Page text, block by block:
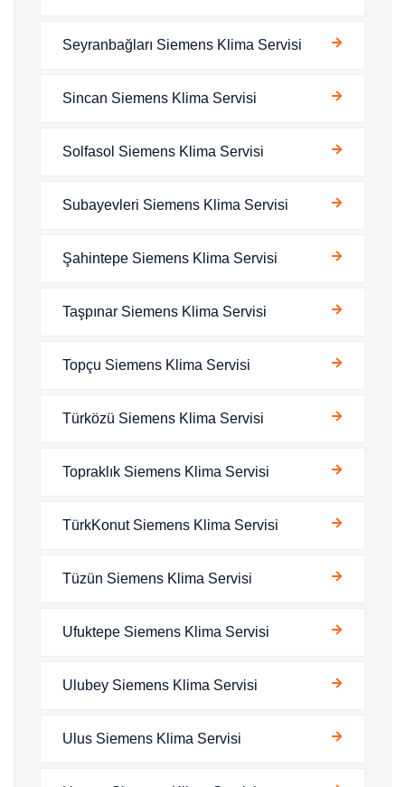
Seyranbağları Siemens Klima Servisi
Sincan Siemens Klima Servisi
Solfasol Siemens Klima Servisi
Subayevleri Siemens Klima Servisi
Şahintepe Siemens Klima Servisi
Taşpınar Siemens Klima Servisi
Topçu Siemens Klima Servisi
Türközü Siemens Klima Servisi
Topraklık Siemens Klima Servisi
TürkKonut Siemens Klima Servisi
Tüzün Siemens Klima Servisi
Ufuktepe Siemens Klima Servisi
Ulubey Siemens Klima Servisi
Ulus Siemens Klima Servisi